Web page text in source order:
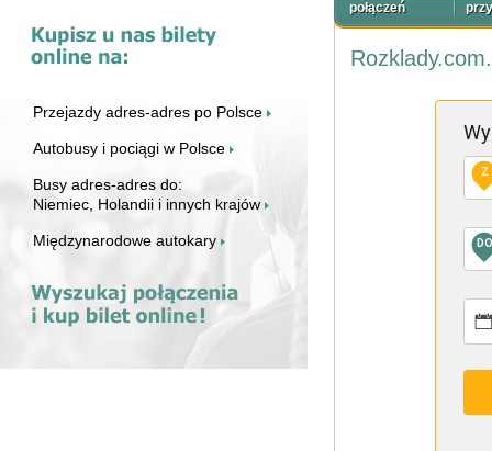
Przejazdy adres-adres po Polsce
Autobusy i pociągi w Polsce
Busy adres-adres do:
Niemiec, Holandii i innych krajów
Międzynarodowe autokary
połączeń
Z
DO